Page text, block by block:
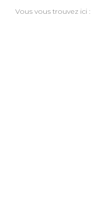
Vous vous trouvez ici :